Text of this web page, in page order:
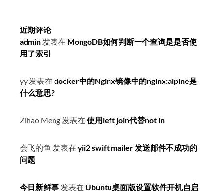
近期评论
admin 发表在 MongoDB如何判断一个查询是是否使
用了索引
yy 发表在 docker中的Nginx镜像中的nginx:alpine是
什么意思?
Zihao Meng 发表在 使用left join代替not in
会飞的鱼 发表在 yii2 swift mailer 发送邮件不成功的
问题
今日新鲜事 发表在 Ubuntu桌面版设置软件开机自启